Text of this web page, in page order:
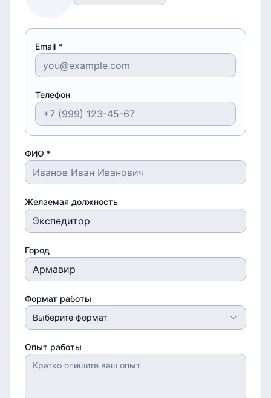
Email *
Телефон
ФИО *
Желаемая должность
Город
Формат работы
Выберите формат
Опыт работы